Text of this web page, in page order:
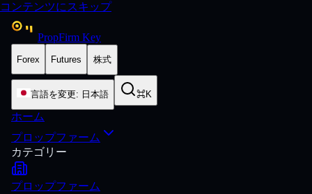
コンテンツにスキップ
PropFirm Key
Forex Futures 株式
言語を変更: 日本語 ⌘K
ホーム
プロップファーム
カテゴリー
プロップファーム